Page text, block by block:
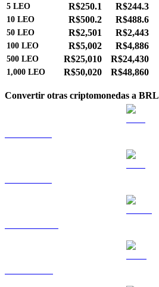
5 LEO R$250.1 R$244.3
10 LEO R$500.2 R$488.6
50 LEO R$2,501 R$2,443
100 LEO R$5,002 R$4,886
500 LEO R$25,010 R$24,430
1,000 LEO R$50,020 R$48,860
Convertir otras criptomonedas a BRL